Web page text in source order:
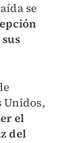
se
Unidos,
el
del